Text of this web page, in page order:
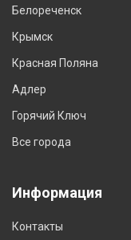
Белореченск
Крымск
Красная Поляна
Адлер
Горячий Ключ
Все города
Информация
Контакты